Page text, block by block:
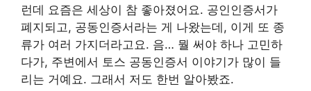
런데 요즘은 세상이 참 좋아졌어요. 공인인증서가
폐지되고, 공동인증서라는 게 나왔는데, 이게 또 종
류가 여러 가지더라고요. 음… 뭘 써야 하나 고민하
다가, 주변에서 토스 공동인증서 이야기가 많이 들
리는 거예요. 그래서 저도 한번 알아봤죠.